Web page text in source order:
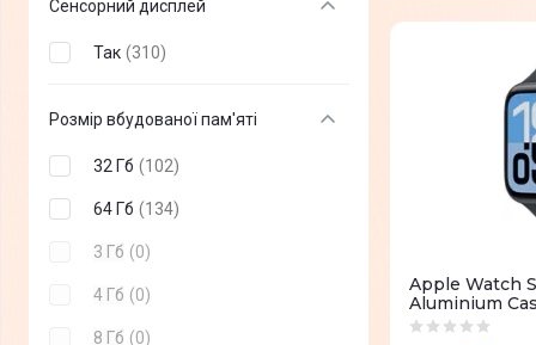
Сенсорний дисплей
Так (310)
Розмір вбудованої пам'яті
32 Гб (102)
64 Гб (134)
3 Гб (0)
4 Гб (0)
8 Гб (0)
Apple Watch
Aluminium
Band - S/M